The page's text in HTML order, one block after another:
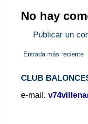
No hay
Publicar un
Entrada más reciente
CLUB
e-mail.